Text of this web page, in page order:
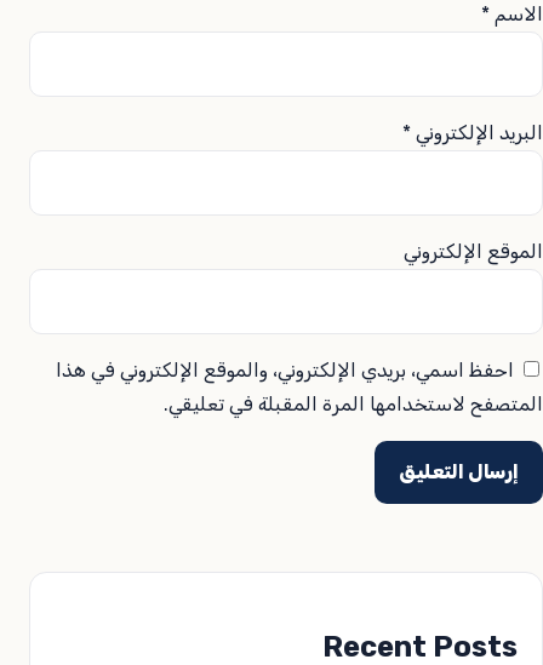
الاسم *
البريد الإلكتروني *
الموقع الإلكتروني
احفظ اسمي، بريدي الإلكتروني، والموقع الإلكتروني في هذا
المتصفح لاستخدامها المرة المقبلة في تعليقي.
Recent Posts